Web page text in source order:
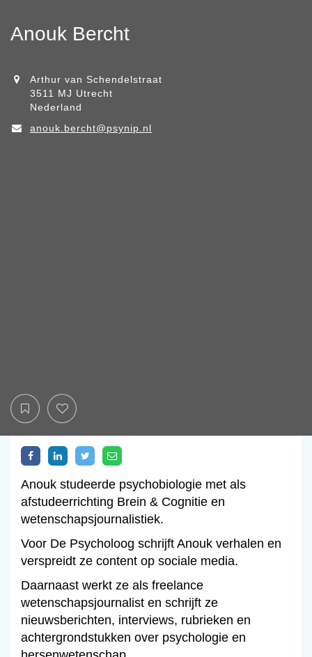
Anouk Bercht
Arthur van Schendelstraat
3511 MJ Utrecht
Nederland
anouk.bercht@psynip.nl
Anouk studeerde psychobiologie met als
afstudeerrichting Brein & Cognitie en
wetenschapsjournalistiek.
Voor De Psycholoog schrijft Anouk verhalen en
verspreidt ze content op sociale media.
Daarnaast werkt ze als freelance
wetenschapsjournalist en schrijft ze
nieuwsberichten, interviews, rubrieken en
achtergrondstukken over psychologie en